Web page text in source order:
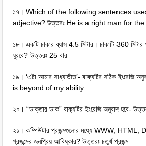
১৭। Which of the following sentences
adjective? উত্তরঃ He is a right man for the
১৮। একটি চাকার ব্যাস 4.5 মিটার। চাকাটি 360
ঘুরবে? উত্তরঃ 25 বার
১৯। ‘এটা আমার সাধ্যাতীত’- বাক্যটির সঠিক ইংরেজি
is beyond of my ability.
২০। “ডাক্তার ডাক” বাক্যটির ইংরেজি অনুবাদ হবে-
২১। কম্পিউটার প্রজন্মগুলোর মধ্যে WWW, HTML,
প্রজন্মের জনপ্রিয় আবিষ্কার? উত্তরঃ চতুর্থ প্রজন্ম